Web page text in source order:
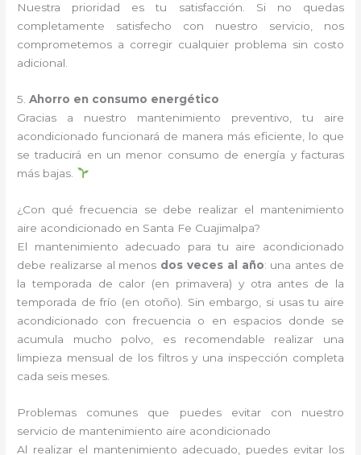
Nuestra prioridad es tu satisfacción. Si no quedas
completamente satisfecho con nuestro servicio, nos
comprometemos a corregir cualquier problema sin costo
adicional.
5.Ahorro en consumo energético
Gracias a nuestro mantenimiento preventivo, tu aire
acondicionado funcionará de manera más eficiente, lo que
se traducirá en un menor consumo de energía y facturas
más bajas.
¿Con qué frecuencia se debe realizar el mantenimiento
aire acondicionado en Santa Fe Cuajimalpa?
El mantenimiento adecuado para tu aire acondicionado
debe realizarse al menos dos veces al año: una antes de
la temporada de calor (en primavera) y otra antes de la
temporada de frío (en otoño). Sin embargo, si usas tu aire
acondicionado con frecuencia o en espacios donde se
acumula mucho polvo, es recomendable realizar una
limpieza mensual de los filtros y una inspección completa
cada seis meses.
Problemas comunes que puedes evitar con nuestro
servicio de mantenimiento aire acondicionado
Al realizar el mantenimiento adecuado, puedes evitar los